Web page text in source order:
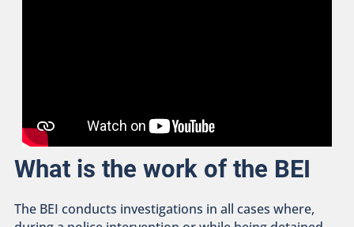
What is the work of the BEI
The BEI conducts investigations in all cases where,